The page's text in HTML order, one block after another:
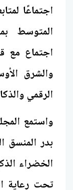
اجتماعًا
المتوسط
اجتماع مع
والشرق
الرقمي
واستمع
بدر المنسق
الخضراء
تحت رعاية